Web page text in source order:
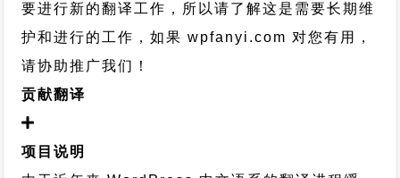
要进行新的翻译工作，所以请了解这是需要长期维
护和进行的工作，如果 wpfanyi.com 对您有用，
请协助推广我们！
贡献翻译
项目说明